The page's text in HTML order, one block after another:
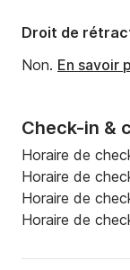
Check-in &
Horaire de
Horaire de
Horaire de
Horaire de
Droit de
Non. En savoir